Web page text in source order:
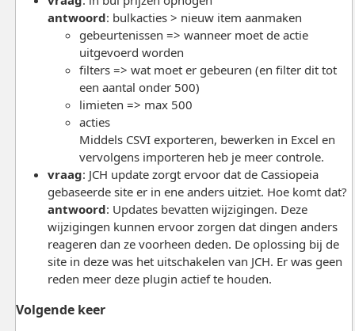
antwoord: bulkacties > nieuw item aanmaken
gebeurtenissen => wanneer moet de actie
uitgevoerd worden
filters => wat moet er gebeuren (en filter dit tot
een aantal onder 500)
limieten => max 500
acties
Middels CSVI exporteren, bewerken in Excel en
vervolgens importeren heb je meer controle.
vraag: JCH update zorgt ervoor dat de Cassiopeia
gebaseerde site er in ene anders uitziet. Hoe komt dat?
antwoord: Updates bevatten wijzigingen. Deze
wijzigingen kunnen ervoor zorgen dat dingen anders
reageren dan ze voorheen deden. De oplossing bij de
site in deze was het uitschakelen van JCH. Er was geen
reden meer deze plugin actief te houden.
Volgende keer